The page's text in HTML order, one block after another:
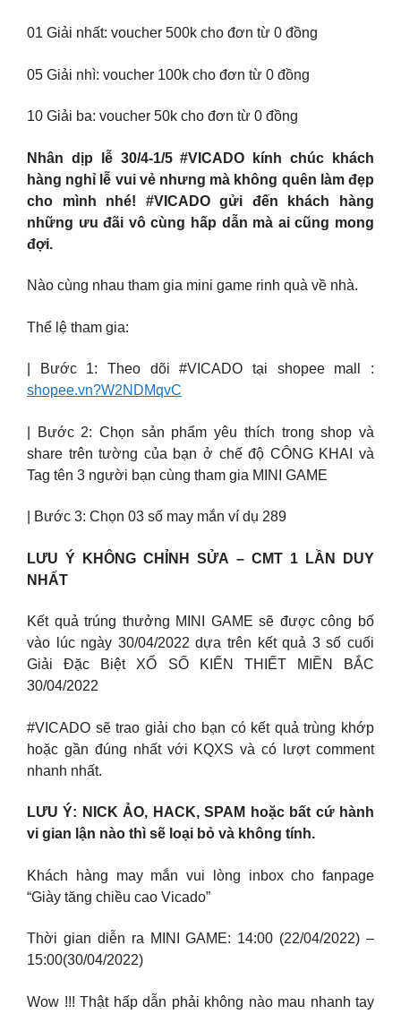
01 Giải nhất: voucher 500k cho đơn từ 0 đồng
05 Giải nhì: voucher 100k cho đơn từ 0 đồng
10 Giải ba: voucher 50k cho đơn từ 0 đồng
Nhân dịp lễ 30/4-1/5 #VICADO kính chúc khách
hàng nghỉ lễ vui vẻ nhưng mà không quên làm đẹp
cho mình nhé! #VICADO gửi đến khách hàng
những ưu đãi vô cùng hấp dẫn mà ai cũng mong
đợi.
Nào cùng nhau tham gia mini game rinh quà về nhà.
Thể lệ tham gia:
| Bước 1: Theo dõi #VICADO tại shopee mall :
shopee.vn?W2NDMqvC
| Bước 2: Chọn sản phẩm yêu thích trong shop và
share trên tường của bạn ở chế độ CÔNG KHAI và
Tag tên 3 người bạn cùng tham gia MINI GAME
| Bước 3: Chọn 03 số may mắn ví dụ 289
LƯU Ý KHÔNG CHỈNH SỬA – CMT 1 LẦN DUY
NHẤT
Kết quả trúng thưởng MINI GAME sẽ được công bố
vào lúc ngày 30/04/2022 dựa trên kết quả 3 số cuối
Giải Đặc Biệt XỔ SỐ KIẾN THIẾT MIỀN BẮC
30/04/2022
#VICADO sẽ trao giải cho bạn có kết quả trùng khớp
hoặc gần đúng nhất với KQXS và có lượt comment
nhanh nhất.
LƯU Ý: NICK ẢO, HACK, SPAM hoặc bất cứ hành
vi gian lận nào thì sẽ loại bỏ và không tính.
Khách hàng may mắn vui lòng inbox cho fanpage
“Giày tăng chiều cao Vicado”
Thời gian diễn ra MINI GAME: 14:00 (22/04/2022) –
15:00(30/04/2022)
Wow !!! Thật hấp dẫn phải không nào mau nhanh tay